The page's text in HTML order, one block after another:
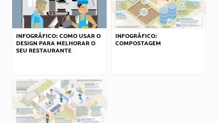
INFOGRÁFICO: COMO USAR O
DESIGN PARA MELHORAR O
SEU RESTAURANTE
INFOGRÁFICO:
COMPOSTAGEM